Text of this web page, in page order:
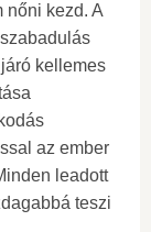
nőni kezd. A
kellemes
az ember
leadott
teszi